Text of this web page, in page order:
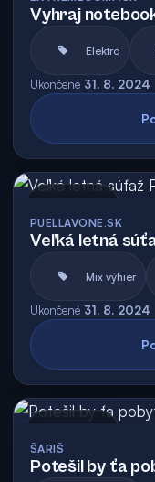
Vyhraj
Elektro
Ukončené 31. 8. 2024
PUELLAVONE.SK
Veľká letná
Mix výhier
Ukončené 31. 8. 2024
ŠARIŠ
Potešil by ťa